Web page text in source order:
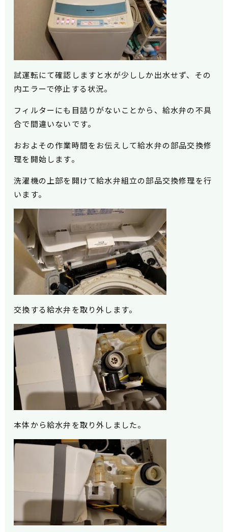
試運転にて確認しますと水が少ししか出水せず、その
内エラーで停止する状況。
フィルターにも目詰りがないことから、給水弁の不具
合で間違いないです。
おおよその作業時間をお伝えして給水弁の部品交換修
理を開始します。
洗濯機の上部を開けて給水弁組立の部品交換修理を行
います。
交換する給水弁を取り外します。
本体から給水弁を取り外しました。